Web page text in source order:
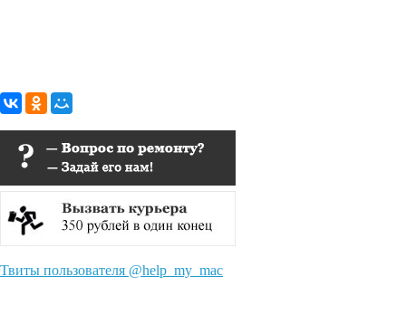
Твиты пользователя @help_my_mac